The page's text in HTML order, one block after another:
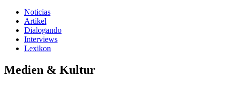
Noticias
Artikel
Dialogando
Interviews
Lexikon
Medien & Kultur